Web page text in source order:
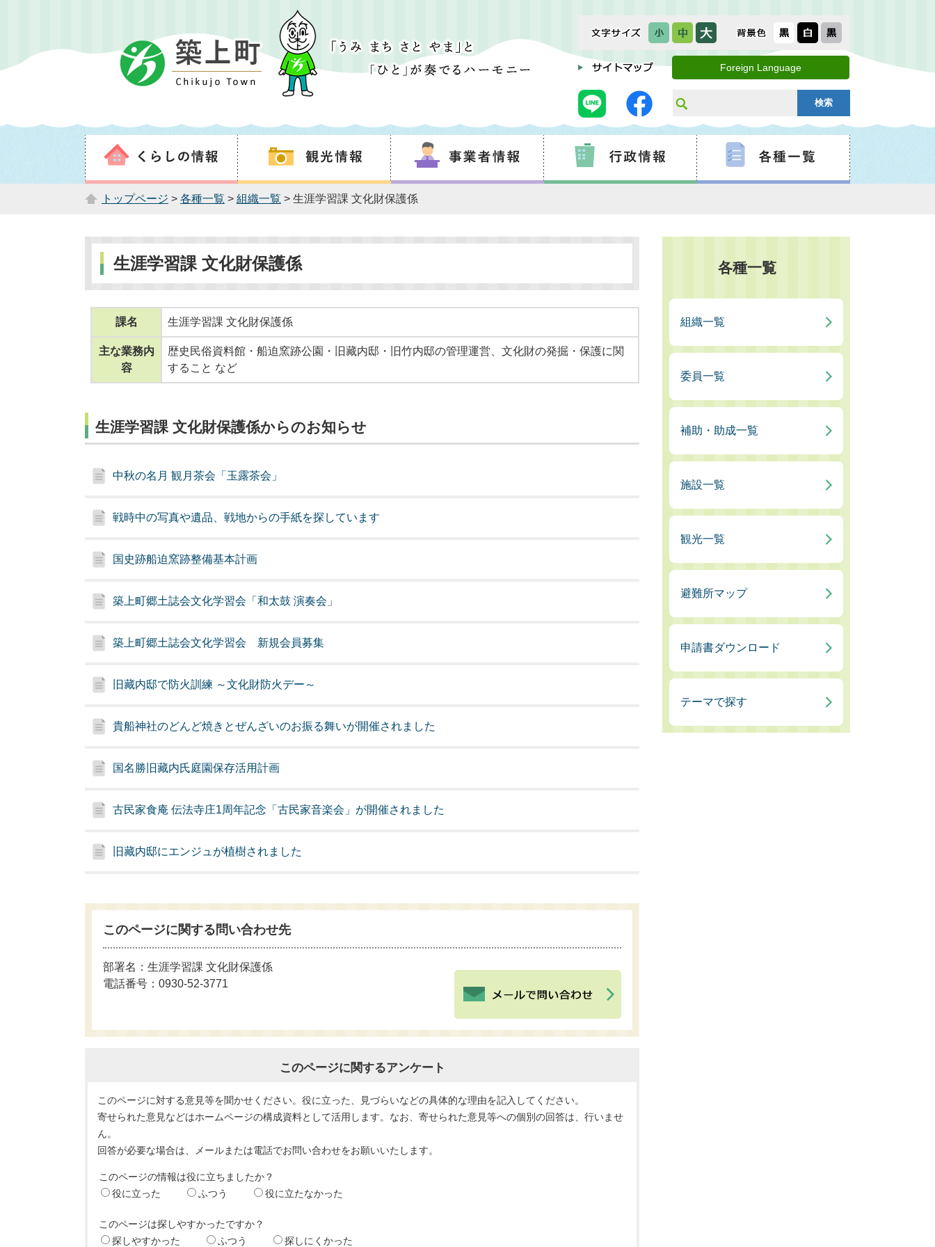
Foreign Language
トップページ > 各種一覧 > 組織一覧 > 生涯学習課 文化財保護係
生涯学習課 文化財保護係
課名 生涯学習課 文化財保護係
主な業務内
容
歴史民俗資料館・船迫窯跡公園・旧藏内邸・旧竹内邸の管理運営、文化財の発掘・保護に関
すること など
生涯学習課 文化財保護係からのお知らせ
中秋の名月 観月茶会「玉露茶会」
戦時中の写真や遺品、戦地からの手紙を探しています
国史跡船迫窯跡整備基本計画
築上町郷土誌会文化学習会「和太鼓 演奏会」
築上町郷土誌会文化学習会 新規会員募集
旧藏内邸で防火訓練 ～文化財防火デー～
貴船神社のどんど焼きとぜんざいのお振る舞いが開催されました
国名勝旧藏内氏庭園保存活用計画
古民家食庵 伝法寺庄1周年記念「古民家音楽会」が開催されました
旧藏内邸にエンジュが植樹されました
このページに関する問い合わせ先
部署名：生涯学習課 文化財保護係
電話番号：0930-52-3771
このページに関するアンケート
このページに対する意見等を聞かせください。役に立った、見づらいなどの具体的な理由を記入してください。
寄せられた意見などはホームページの構成資料として活用します。なお、寄せられた意見等への個別の回答は、行いませ
ん。
回答が必要な場合は、メールまたは電話でお問い合わせをお願いいたします。
このページの情報は役に立ちましたか？
役に立った
ふつう 役に立たなかった
このページは探しやすかったですか？
探しやすかった
ふつう 探しにくかった
各種一覧
組織一覧
委員一覧
補助・助成一覧
施設一覧
観光一覧
避難所マップ
申請書ダウンロード
テーマで探す